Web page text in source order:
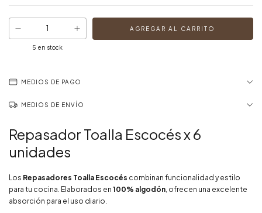
5 en stock
MEDIOS DE PAGO
MEDIOS DE ENVÍO
Repasador Toalla Escocés x 6
unidades
Los Repasadores Toalla Escocés combinan funcionalidad y estilo
para tu cocina. Elaborados en 100% algodón , ofrecen una excelente
absorción para el uso diario.